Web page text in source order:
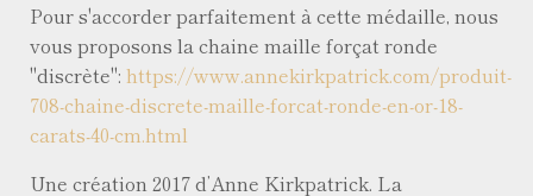
Pour s'accorder parfaitement à cette médaille, nous
vous proposons la chaine maille forçat ronde
"discrète": https://www.annekirkpatrick.com/produit-
708-chaine-discrete-maille-forcat-ronde-en-or-18-
carats-40-cm.html
Une création 2017 d’Anne Kirkpatrick. La